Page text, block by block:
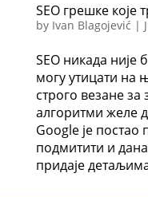
SEO грешке које
by Ivan Blagojević |
SEO никада није
могу утицати на
строго везане за
алгоритми желе
Google је постао
подмитити и
придаје